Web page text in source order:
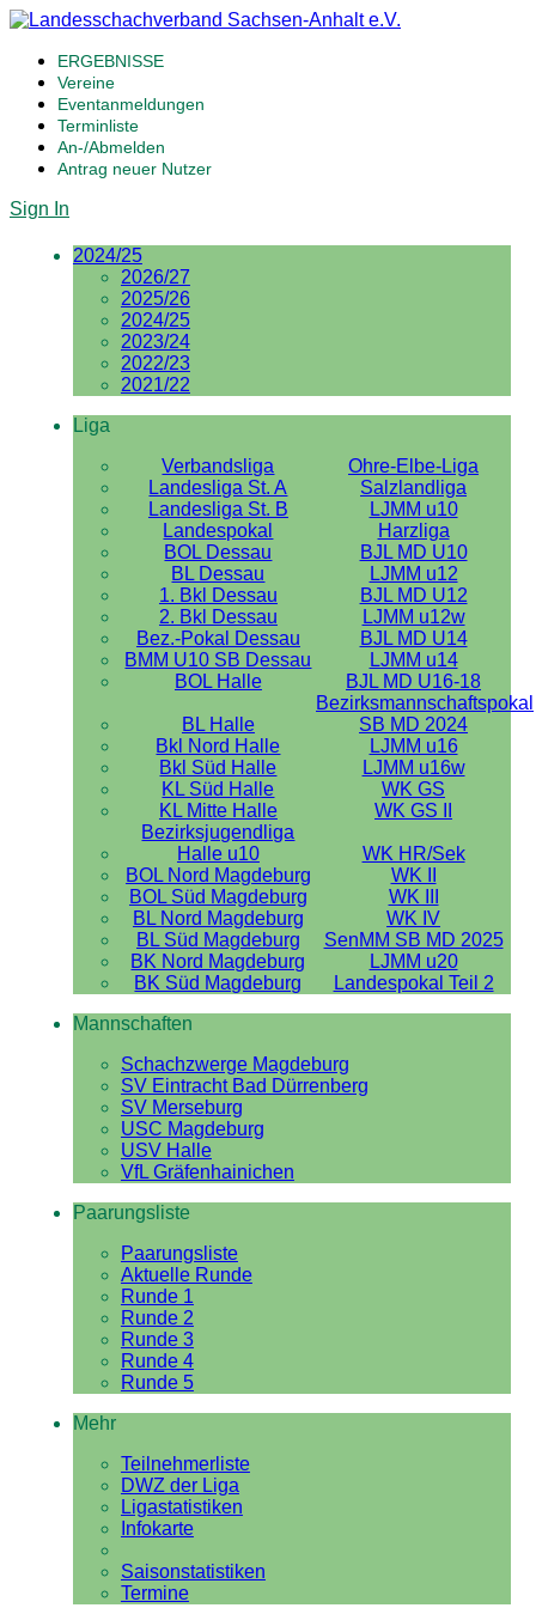
ERGEBNISSE
Vereine
Eventanmeldungen
Terminliste
An-/Abmelden
Antrag neuer Nutzer
Sign In
2024/25
2026/27
2025/26
2024/25
2023/24
2022/23
2021/22
Liga
Verbandsliga
Ohre-Elbe-Liga
Landesliga St. A
Salzlandliga
Landesliga St. B
LJMM u10
Landespokal
Harzliga
BOL Dessau
BJL MD U10
BL Dessau
LJMM u12
1. Bkl Dessau
BJL MD U12
2. Bkl Dessau
LJMM u12w
Bez.-Pokal Dessau
BJL MD U14
BMM U10 SB Dessau
LJMM u14
BOL Halle
BJL MD U16-18
BL Halle
Bezirksmannschaftspokal
SB MD 2024
Bkl Nord Halle
LJMM u16
Bkl Süd Halle
LJMM u16w
KL Süd Halle
WK GS
KL Mitte Halle
WK GS II
Bezirksjugendliga
Halle u10
WK HR/Sek
BOL Nord Magdeburg
WK II
BOL Süd Magdeburg
WK III
BL Nord Magdeburg
WK IV
BL Süd Magdeburg
SenMM SB MD 2025
BK Nord Magdeburg
LJMM u20
BK Süd Magdeburg
Landespokal Teil 2
Mannschaften
Schachzwerge Magdeburg
SV Eintracht Bad Dürrenberg
SV Merseburg
USC Magdeburg
USV Halle
VfL Gräfenhainichen
Paarungsliste
Paarungsliste
Aktuelle Runde
Runde 1
Runde 2
Runde 3
Runde 4
Runde 5
Mehr
Teilnehmerliste
DWZ der Liga
Ligastatistiken
Infokarte
Saisonstatistiken
Termine